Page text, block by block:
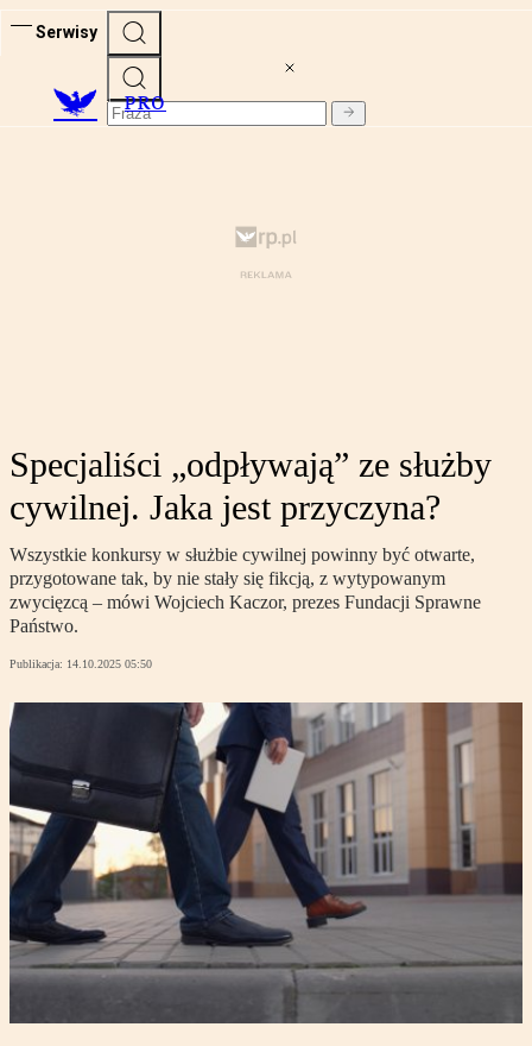
Serwisy
PRO
Specjaliści „odpływają” ze służby
cywilnej. Jaka jest przyczyna?
Wszystkie konkursy w służbie cywilnej powinny być otwarte,
przygotowane tak, by nie stały się fikcją, z wytypowanym
zwycięzcą – mówi Wojciech Kaczor, prezes Fundacji Sprawne
Państwo.
Publikacja: 14.10.2025 05:50